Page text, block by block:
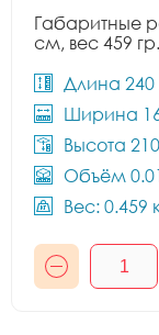
Габаритные
см, вес 459 гр.
Длина
Ширина
Высота
Объём
Вес: 0.459